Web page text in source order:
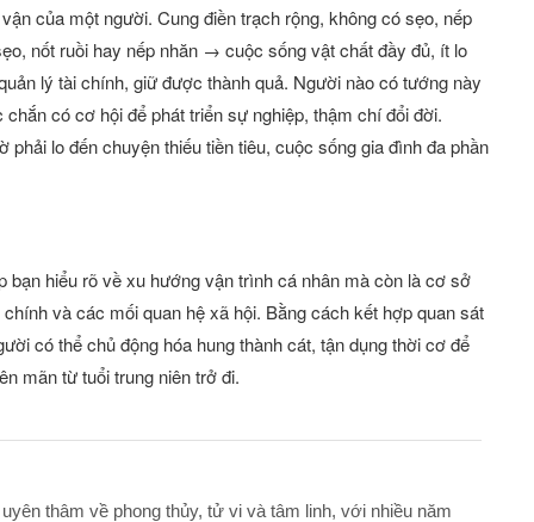
của một người. Cung điền trạch rộng, không có sẹo, nếp
nốt ruồi hay nếp nhăn → cuộc sống vật chất đầy đủ, ít lo
lý tài chính, giữ được thành quả. Người nào có tướng này
có cơ hội để phát triển sự nghiệp, thậm chí đổi đời.
lo đến chuyện thiếu tiền tiêu, cuộc sống gia đình đa phần
bạn hiểu rõ về xu hướng vận trình cá nhân mà còn là cơ sở
và các mối quan hệ xã hội. Bằng cách kết hợp quan sát
có thể chủ động hóa hung thành cát, tận dụng thời cơ để
mãn từ tuổi trung niên trở đi.
thâm về phong thủy, tử vi và tâm linh, với nhiều năm